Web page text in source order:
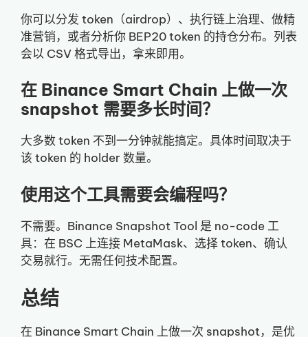
你可以分发 token（airdrop）、执行链上治理、做精
准营销，或者分析你 BEP20 token 的持仓分布。列表
会以 CSV 格式导出，拿来即用。
在 Binance Smart Chain 上做一次
snapshot 需要多长时间？
大多数 token 不到一分钟就能搞定。具体时间取决于
该 token 的 holder 数量。
使用这个工具需要会编程吗？
不需要。Binance Snapshot Tool 是 no-code 工
具：在 BSC 上连接 MetaMask、选择 token、确认
交易就行。无需任何技术配置。
总结
在 Binance Smart Chain 上做一次 snapshot，是优